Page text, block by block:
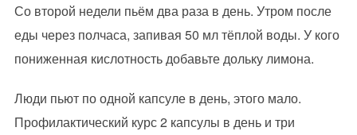
Со второй недели пьём два раза в день. Утром после
еды через полчаса, запивая 50 мл тёплой воды. У кого
пониженная кислотность добавьте дольку лимона.
Люди пьют по одной капсуле в день, этого мало.
Профилактический курс 2 капсулы в день и три